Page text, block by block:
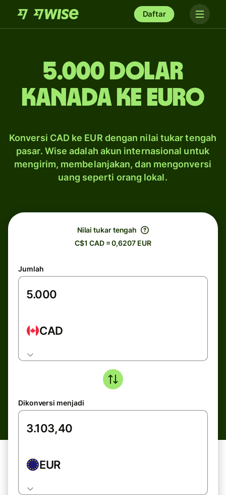
Daftar
5.000 dolar
Kanada ke euro
Konversi CAD ke EUR dengan nilai tukar tengah
pasar. Wise adalah akun internasional untuk
mengirim, membelanjakan, dan mengonversi
uang seperti orang lokal.
Nilai tukar tengah
C$1 CAD = 0,6207 EUR
Jumlah
CAD
Dikonversi menjadi
EUR